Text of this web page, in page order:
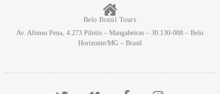
Belo Brasil Tours
Av. Afonso Pena, 4.273 Pilotis – Mangabeiras – 30.130-008 – Belo
Horizonte/MG – Brasil